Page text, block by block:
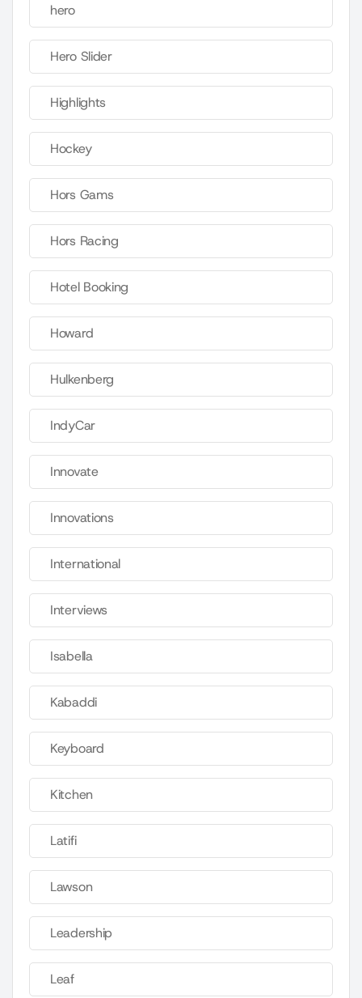
hero
Hero Slider
Highlights
Hockey
Hors Gams
Hors Racing
Hotel Booking
Howard
Hulkenberg
IndyCar
Innovate
Innovations
International
Interviews
Isabella
Kabaddi
Keyboard
Kitchen
Latifi
Lawson
Leadership
Leaf